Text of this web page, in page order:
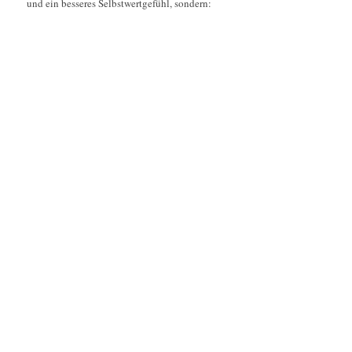
und ein besseres Selbstwertgefühl, sondern: